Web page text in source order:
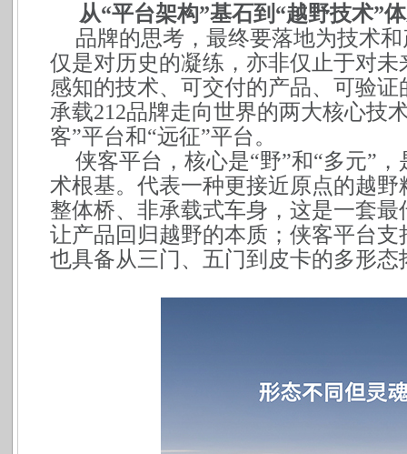
从“平台架构”基石到“越野技术”
品牌的思考，最终要落地为技术
仅是对历史的凝练，亦非仅止于对
感知的技术、可交付的产品、可验
承载212品牌走向世界的两大核心技
客”平台和“远征”平台。
侠客平台，核心是“野”和“多元”
术根基。代表一种更接近原点的越
整体桥、非承载式车身，这是一套
让产品回归越野的本质；侠客平台
也具备从三门、五门到皮卡的多形态